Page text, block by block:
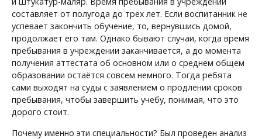
составляет от полугода до трех лет. Если воспитанник не
успевает закончить обучение, то, вернувшись домой,
продолжает его там. Однако бывают случаи, когда время
пребывания в учреждении заканчивается, а до момента
получения аттестата об основном или о среднем общем
образовании остаётся совсем немного. Тогда ребята
сами выходят на суды с заявлением о продлении сроков
пребывания, чтобы завершить учебу, понимая, что это
дорого стоит.
Почему именно эти специальности? Был проведен анализ